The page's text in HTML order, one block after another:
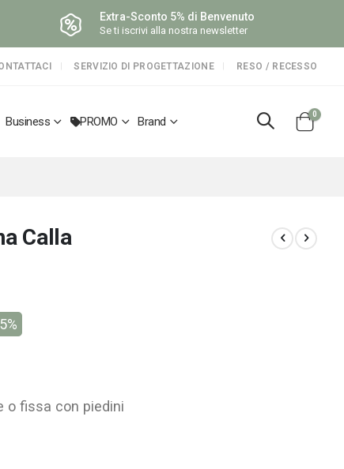
Extra-Sconto 5% di Benvenuto
Se ti iscrivi alla nostra newsletter
SERVIZIO DI PROGETTAZIONE RESO / RECESSO
Business PROMO Brand
Cart
0
Calla
o fissa con piedini